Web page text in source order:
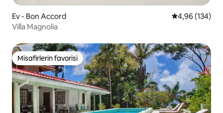
Ev - Bon Accord 5 üzerinden
4,96 (134)
Villa Magnolia
Misafirlerin favorisi
Misafirlerin favorisi